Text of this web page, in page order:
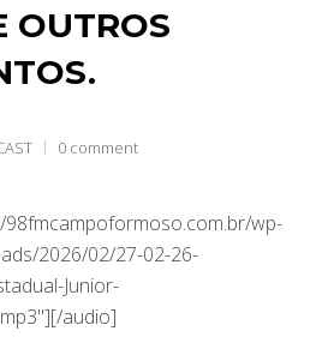
OUTROS
0 comment
98fmcampoformoso.com.br/wp-
2026/02/27-02-26-
Junior-
audio]